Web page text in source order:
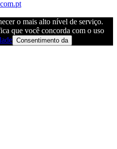
o mais alto nível de serviço.
que você concorda com o uso
Consentimento da